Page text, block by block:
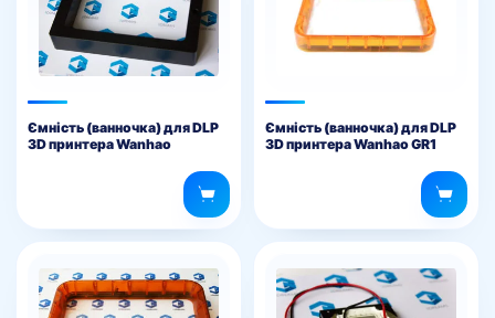
Ємність (ванночка) для DLP
3D принтера Wanhao
Ємність (ванночка) для DLP
3D принтера Wanhao GR1